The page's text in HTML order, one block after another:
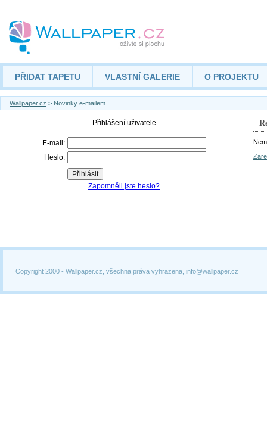
PŘIDAT TAPETU VLASTNÍ GALERIE O PROJEKTU
Wallpaper.cz > Novinky e-mailem
Copyright 2000 - Wallpaper.cz, všechna práva vyhrazena, info@wallpaper.cz